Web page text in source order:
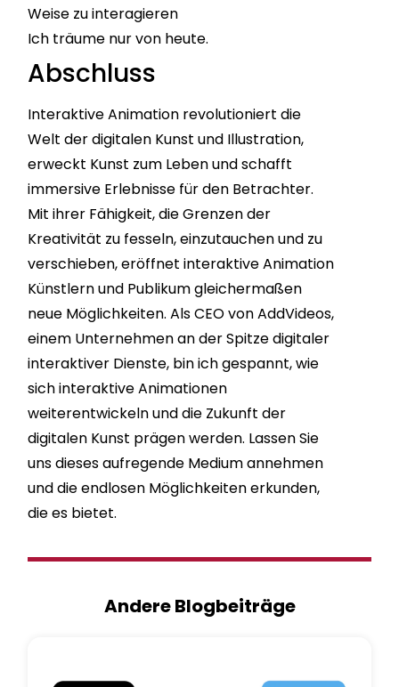
Weise zu interagieren
Ich träume nur von heute.
Abschluss
Interaktive Animation revolutioniert die
Welt der digitalen Kunst und Illustration,
erweckt Kunst zum Leben und schafft
immersive Erlebnisse für den Betrachter.
Mit ihrer Fähigkeit, die Grenzen der
Kreativität zu fesseln, einzutauchen und zu
verschieben, eröffnet interaktive Animation
Künstlern und Publikum gleichermaßen
neue Möglichkeiten. Als CEO von AddVideos,
einem Unternehmen an der Spitze digitaler
interaktiver Dienste, bin ich gespannt, wie
sich interaktive Animationen
weiterentwickeln und die Zukunft der
digitalen Kunst prägen werden. Lassen Sie
uns dieses aufregende Medium annehmen
und die endlosen Möglichkeiten erkunden,
die es bietet.
Andere Blogbeiträge